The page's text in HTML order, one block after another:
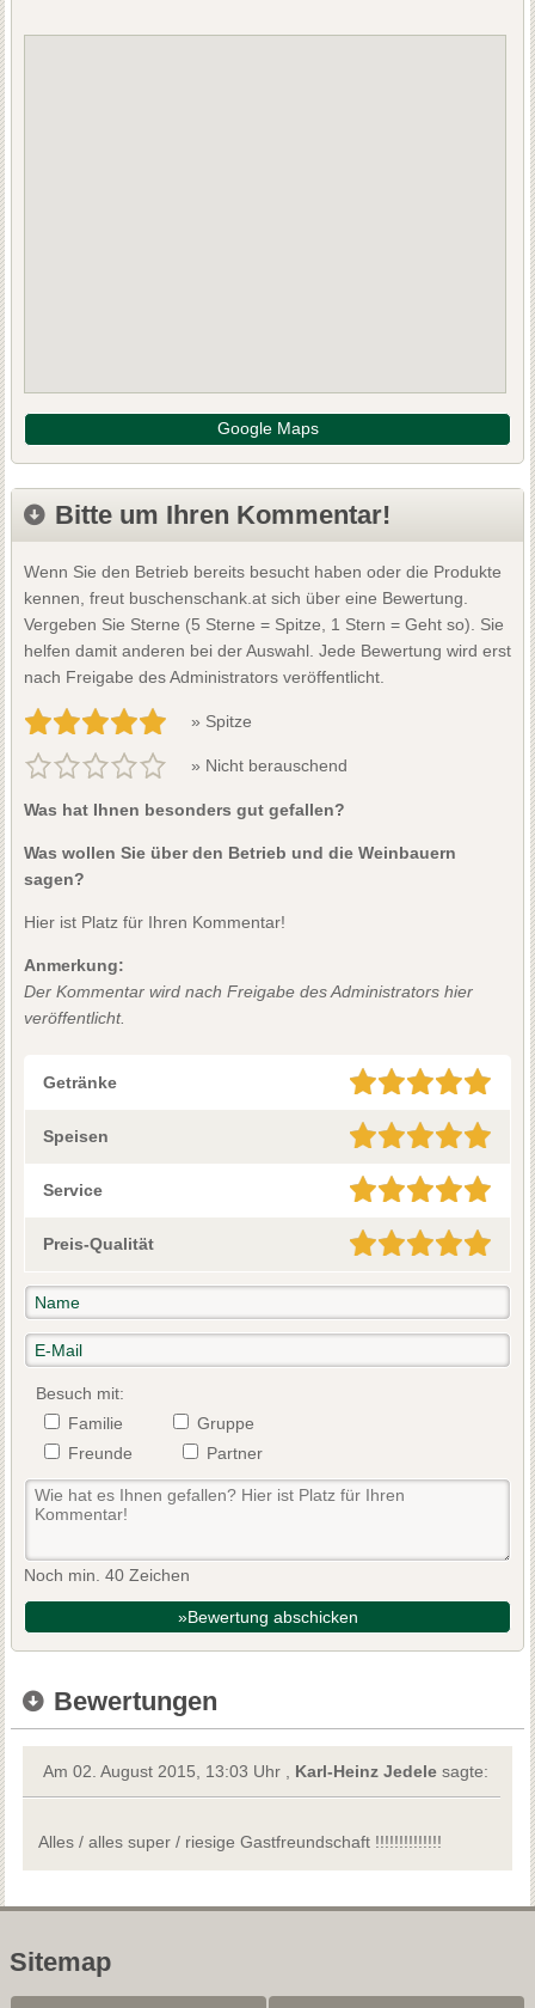
Google Maps
Bitte um Ihren Kommentar!
Wenn Sie den Betrieb bereits besucht haben oder die Produkte
kennen, freut buschenschank.at sich über eine Bewertung.
Vergeben Sie Sterne (5 Sterne = Spitze, 1 Stern = Geht so). Sie
helfen damit anderen bei der Auswahl. Jede Bewertung wird erst
nach Freigabe des Administrators veröffentlicht.
» Spitze
» Nicht berauschend
Was hat Ihnen besonders gut gefallen?
Was wollen Sie über den Betrieb und die Weinbauern
sagen?
Hier ist Platz für Ihren Kommentar!
Anmerkung:
Der Kommentar wird nach Freigabe des Administrators hier
veröffentlicht.
Getränke
Speisen
Service
Preis-Qualität
Besuch mit:
Familie
Gruppe
Freunde
Partner
Noch min. 40 Zeichen
»Bewertung abschicken
Bewertungen
Am 02. August 2015, 13:03 Uhr , Karl-Heinz Jedele sagte:
Alles / alles super / riesige Gastfreundschaft !!!!!!!!!!!!!!
Sitemap